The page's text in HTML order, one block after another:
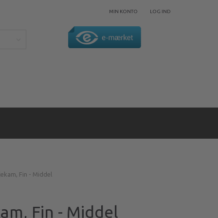
LOG IND
MIN KONTO
Fin - Middel
Fin - Middel